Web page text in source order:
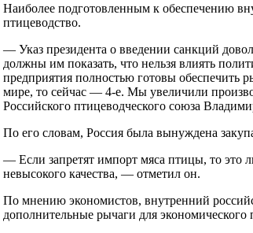
Наиболее подготовленным к обеспечению
птицеводство.
— Указ президента о введении санкций
должны им показать, что нельзя влиять
предприятия полностью готовы обеспечить
мире, то сейчас — 4-е. Мы увеличили
Российского птицеводческого союза
По его словам, Россия была вынуждена
— Если запретят импорт мяса птицы, то это
невысокого качества, — отметил он.
По мнению экономистов, внутренний
дополнительные рычаги для экономического